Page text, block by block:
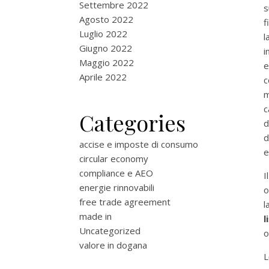
Settembre 2022
Agosto 2022
Luglio 2022
Giugno 2022
Maggio 2022
Aprile 2022
Categories
accise e imposte di consumo
circular economy
compliance e AEO
energie rinnovabili
free trade agreement
made in
Uncategorized
valore in dogana